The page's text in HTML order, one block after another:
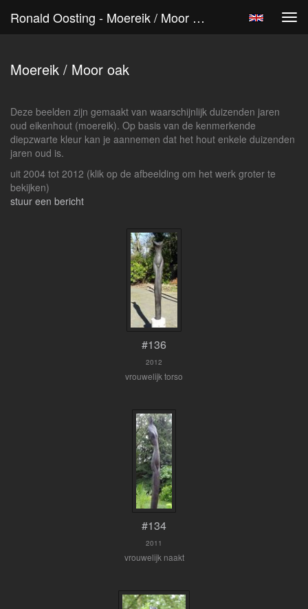
Ronald Oosting - Moereik / Moor Oak
Moereik / Moor oak
Deze beelden zijn gemaakt van waarschijnlijk duizenden jaren
oud eikenhout (moereik). Op basis van de kenmerkende
diepzwarte kleur kan je aannemen dat het hout enkele duizenden
jaren oud is.
uit 2004 tot 2012 (klik op de afbeelding om het werk groter te
bekijken)
stuur een bericht
#136
2012
vrouwelijk torso
#134
2011
vrouwelijk naakt